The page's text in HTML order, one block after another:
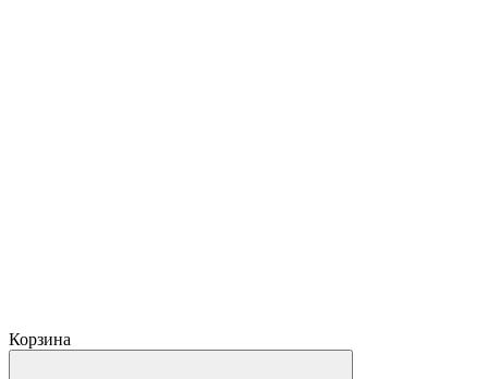
Корзина